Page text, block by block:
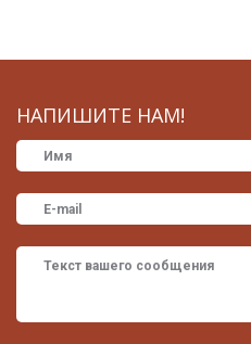
НАПИШИТЕ НАМ!